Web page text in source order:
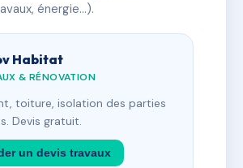
énergie…).
Habitat
& RÉNOVATION
toiture, isolation des parties
Devis gratuit.
un devis travaux